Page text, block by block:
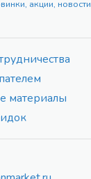
акции, новости
материалы